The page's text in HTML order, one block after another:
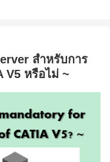
สำหรับการ
V5 หรือไม่ ~